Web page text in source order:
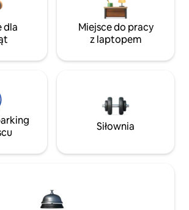
dla
Miejsce do pracy
z laptopem
Siłownia